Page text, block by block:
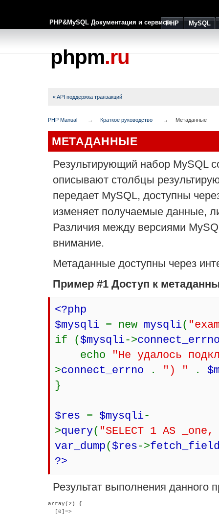
PHP&MySQL Документация и сервисыPHP MySQL
phpm.ru
« API поддержка транзакций
PHP Manual Краткое руководство Метаданные
МЕТАДАННЫЕ
Результирующий набор MySQL
описывают столбцы
передает MySQL, доступны
изменяет получаемые данные,
Различия между версиями
внимание.
Метаданные доступны через
Пример #1 Доступ к
<?php
$mysqli = new mysqli(
if ($mysqli->
echo
"Не удалось
>connect_errno . ") " .
}
$res = $mysqli-
>query( "SELECT 1 AS
var_dump($res->
?>
Результат выполнения данного
array(2) {
  [0]=>